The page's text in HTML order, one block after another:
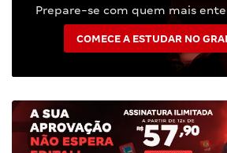
Prepare-se com quem mais
COMECE A ESTUDAR NO